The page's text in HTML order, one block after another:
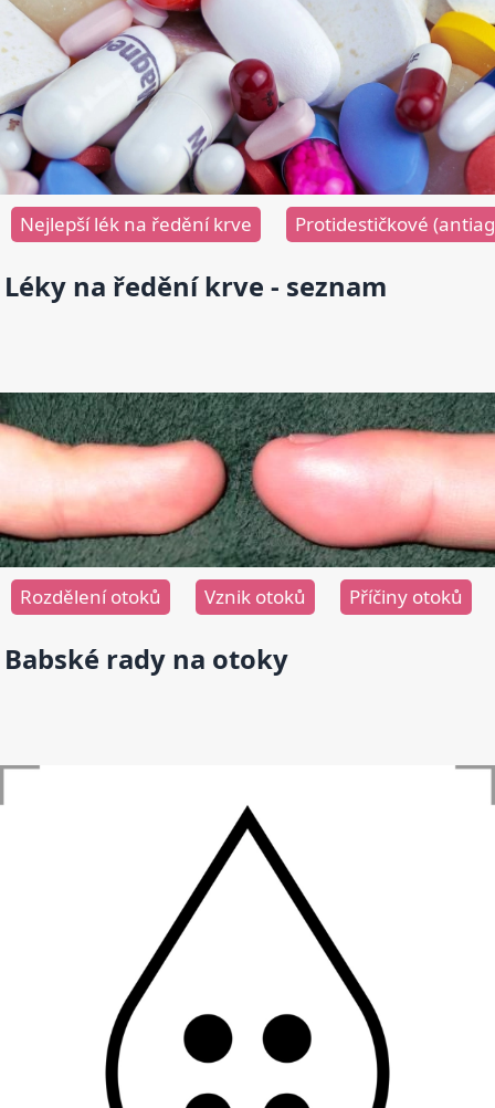
Nejlepší lék na ředění krve Protidestičkové
Léky na ředění krve - seznam
Rozdělení otoků Vznik otoků Příčiny otoků
Babské rady na otoky